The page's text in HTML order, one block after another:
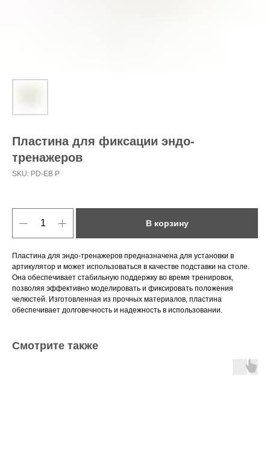
Пластина для фиксации эндо-
тренажеров
SKU: PD-EB P
В корзину
Пластина для эндо-тренажеров предназначена для установки в
артикулятор и может использоваться в качестве подставки на столе.
Она обеспечивает стабильную поддержку во время тренировок,
позволяя эффективно моделировать и фиксировать положения
челюстей. Изготовленная из прочных материалов, пластина
обеспечивает долговечность и надежность в использовании.
Смотрите также